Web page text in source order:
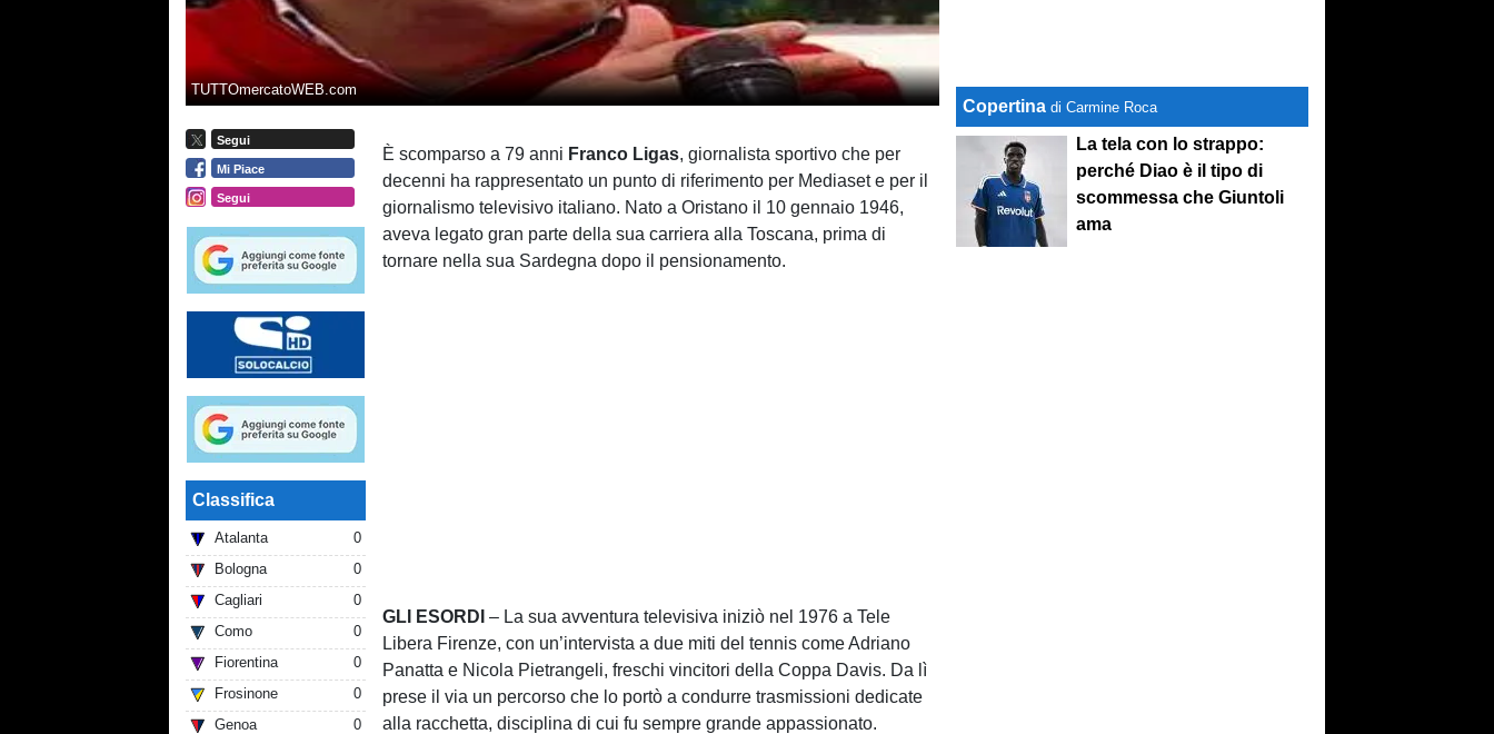
TUTTOmercatoWEB.com
Segui
Mi Piace
Segui
Classifica
Atalanta
0
Bologna
0
Cagliari
0
Como
0
Fiorentina
0
Frosinone
0
Genoa
0
È scomparso a 79 anni Franco Ligas, giornalista sportivo che per
decenni ha rappresentato un punto di riferimento per Mediaset e per il
giornalismo televisivo italiano. Nato a Oristano il 10 gennaio 1946,
aveva legato gran parte della sua carriera alla Toscana, prima di
tornare nella sua Sardegna dopo il pensionamento.
GLI ESORDI– La sua avventura televisiva iniziò nel 1976 a Tele
Libera Firenze, con un’intervista a due miti del tennis come Adriano
Panatta e Nicola Pietrangeli, freschi vincitori della Coppa Davis. Da lì
prese il via un percorso che lo portò a condurre trasmissioni dedicate
alla racchetta, disciplina di cui fu sempre grande appassionato.
Copertina di Carmine Roca
La tela con lo strappo:
perché Diao è il tipo di
scommessa che Giuntoli
ama